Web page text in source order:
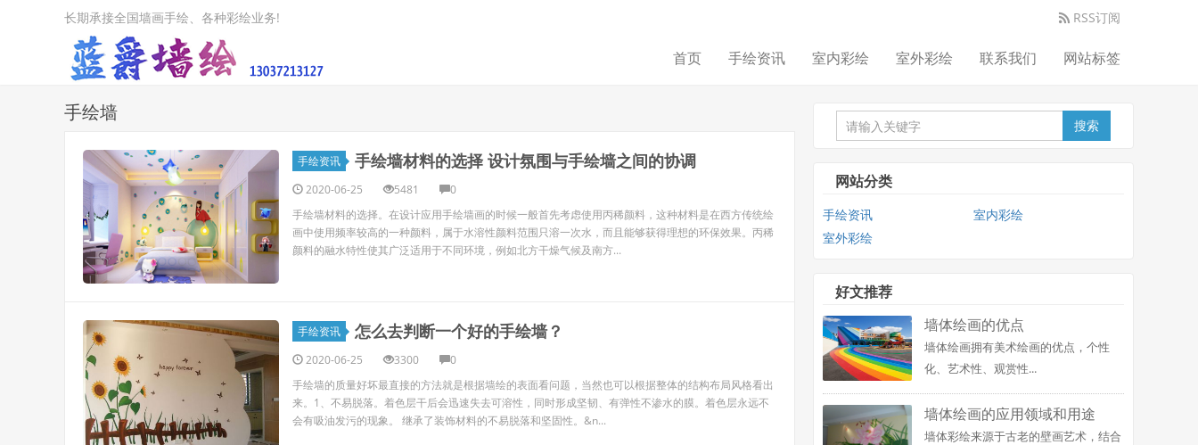
RSS订阅
长期承接全国墙画手绘、各种彩绘业务!
首页 手绘资讯 室内彩绘 室外彩绘 联系我们 网站标签
手绘墙
手绘资讯 手绘墙材料的选择 设计氛围与手绘墙之间的协调
2020-06-25 5481
0
手绘墙材料的选择。在设计应用手绘墙画的时候一般首先考虑使用丙稀颜料，这种材料是在西方传统绘
画中使用频率较高的一种颜料，属于水溶性颜料范围只溶一次水，而且能够获得理想的环保效果。丙稀
颜料的融水特性使其广泛适用于不同环境，例如北方干燥气候及南方...
手绘资讯 怎么去判断一个好的手绘墙？
2020-06-25 3300
0
手绘墙的质量好坏最直接的方法就是根据墙绘的表面看问题，当然也可以根据整体的结构布局风格看出
来。1、不易脱落。着色层干后会迅速失去可溶性，同时形成坚韧、有弹性不渗水的膜。着色层永远不
会有吸油发污的现象。 继承了装饰材料的不易脱落和坚固性。&n...
搜索
网站分类
手绘资讯
室内彩绘
室外彩绘
好文推荐
墙体绘画的优点
墙体绘画拥有美术绘画的优点，个性
化、艺术性、观赏性...
墙体绘画的应用领域和用途
墙体彩绘来源于古老的壁画艺术，结合